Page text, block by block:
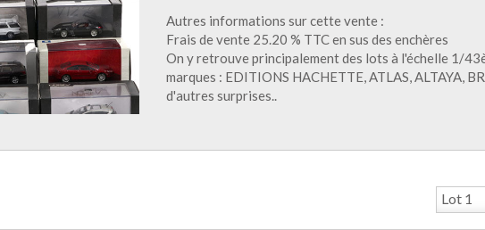
Autres informations sur cette vente :
Frais de vente 25.20 % TTC en sus des enchères
On y retrouve principalement des lots à l'échelle 1/
marques : EDITIONS HACHETTE, ATLAS, ALTAYA,
d'autres surprises..